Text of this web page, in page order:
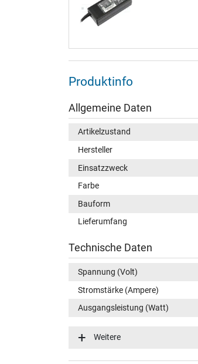
Produktinfo
Allgemeine Daten
Artikelzustand
Hersteller
Einsatzzweck
Farbe
Bauform
Lieferumfang
Technische Daten
Spannung (Volt)
Stromstärke (Ampere)
Ausgangsleistung (Watt)
Energieeffizienz
Weitere